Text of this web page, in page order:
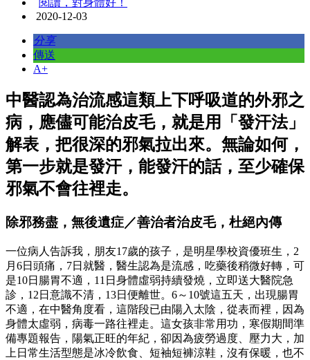
閱讀，對身體好！
2020-12-03
分享
傳送
A+
中醫認為治流感這類上下呼吸道的外邪之
病，應儘可能治皮毛，就是用「發汗法」
解表，把很深的邪氣拉出來。無論如何，
第一步就是發汗，能發汗的話，至少確保
邪氣不會往裡走。
除邪務盡，無後遺症／善治者治皮毛，杜絕內傳
一位病人告訴我，朋友17歲的孩子，是明星學校資優班生，2
月6日頭痛，7日就醫，醫生認為是流感，吃藥後稍微好轉，可
是10日腸胃不適，11日身體虛弱持續發燒，立即送大醫院急
診，12日意識不清，13日便離世。6～10號這五天，出現腸胃
不適，在中醫角度看，這階段已由陽入太陰，從表而裡，因為
身體太虛弱，病毒一路往裡走。這女孩非常用功，寒假期間準
備專題報告，陽氣正旺的年紀，卻因為疲勞過度、壓力大，加
上日常生活型態是冰冷飲食、短袖短褲涼鞋，沒有保暖，也不